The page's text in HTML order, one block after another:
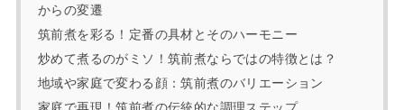
からの変遷
筑前煮を彩る！定番の具材とそのハーモニー
炒めて煮るのがミソ！筑前煮ならではの特徴とは？
地域や家庭で変わる顔：筑前煮のバリエーション